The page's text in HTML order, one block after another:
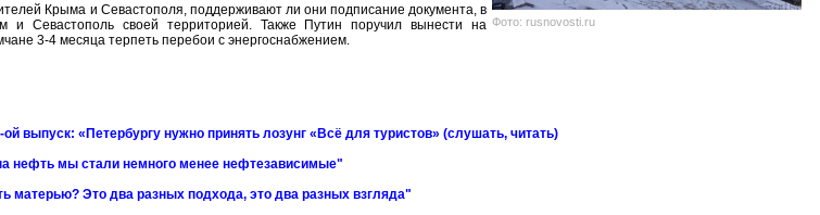
Фото: rusnovosti.ru
Крыма и Севастополя, поддерживают ли они подписание документа, в
и Севастополь своей территорией. Также Путин поручил вынести на
3-4 месяца терпеть перебои с энергоснабжением.
выпуск: «Петербургу нужно принять лозунг «Всё для туристов» (слушать, читать)
нефть мы стали немного менее нефтезависимые"
матерью? Это два разных подхода, это два разных взгляда"